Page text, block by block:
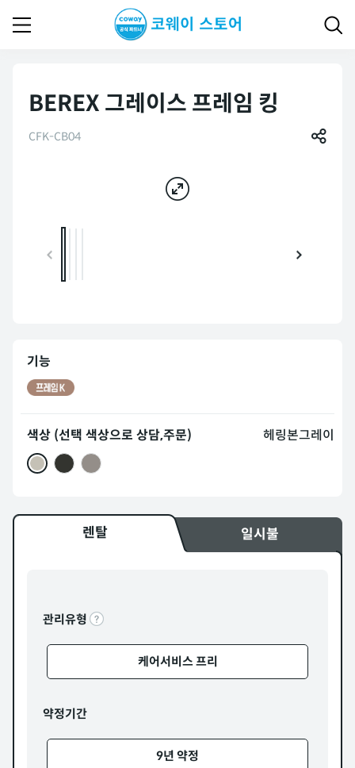
BEREX 그레이스 프레임 킹
CFK-CB04
기능
색상 (선택 색상으로 상담,주문) 헤링본그레이
렌탈 일시불
관리유형
케어서비스 프리
약정기간
9년 약정